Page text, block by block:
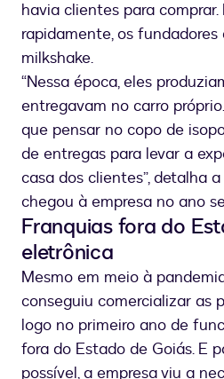
havia clientes para
rapidamente, os
milkshake.
“Nessa época, eles
entregavam no carro
que pensar no copo de
de entregas para levar a
casa dos clientes”, detalha
chegou à empresa no ano
Franquias fora do
eletrônica
Mesmo em meio à
conseguiu comercializar as
logo no primeiro ano de
fora do Estado de Goiás. E
possível, a empresa viu a